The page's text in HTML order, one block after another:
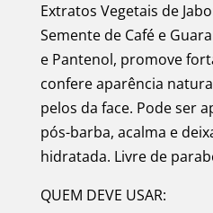
Extratos Vegetais de
Semente de Café e
e Pantenol, promove
confere aparência
pelos da face. Pode ser
pós-barba, acalma e
hidratada. Livre de
QUEM DEVE USAR: